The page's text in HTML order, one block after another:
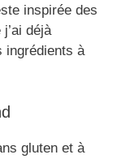
inspirée des
j’ai déjà
ingrédients à
gluten et à